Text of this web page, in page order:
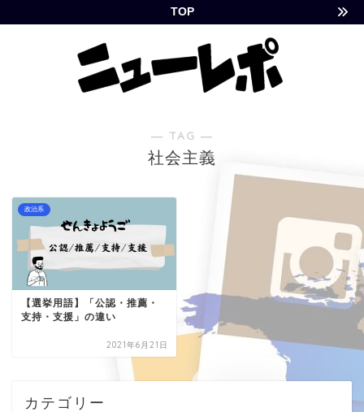
TOP
― TAG ―
社会主義
政治系
【選挙用語】「公認・推薦・
支持・支援」の違い
2021年6月21日
カテゴリー